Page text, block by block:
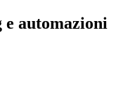
automazioni